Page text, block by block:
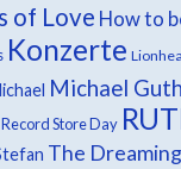
of Love How to
Konzerte
Michael Guth
Record Store Day
The Dreaming